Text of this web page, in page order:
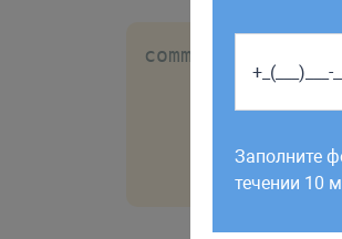
comments
        id
        text
        post_id
        user_id
Работаем
рабочий
Заполните
течении 10